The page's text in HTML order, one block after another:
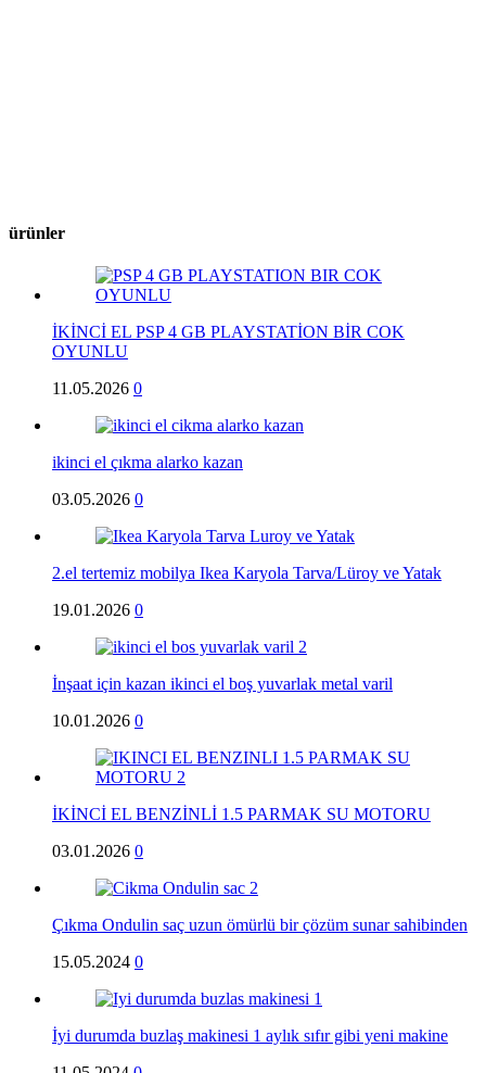
ürünler
İKİNCİ EL PSP 4 GB PLAYSTATİON BİR COK
OYUNLU
11.05.2026 0
ikinci el çıkma alarko kazan
03.05.2026 0
2.el tertemiz mobilya Ikea Karyola Tarva/Lüroy ve Yatak
19.01.2026 0
İnşaat için kazan ikinci el boş yuvarlak metal varil
10.01.2026 0
İKİNCİ EL BENZİNLİ 1.5 PARMAK SU MOTORU
03.01.2026 0
Çıkma Ondulin saç uzun ömürlü bir çözüm sunar sahibinden
15.05.2024 0
İyi durumda buzlaş makinesi 1 aylık sıfır gibi yeni makine